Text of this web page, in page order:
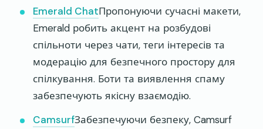
Emerald ChatПропонуючи сучасні макети,
Emerald робить акцент на розбудові
спільноти через чати, теги інтересів та
модерацію для безпечного простору для
спілкування. Боти та виявлення спаму
забезпечують якісну взаємодію.
CamsurfЗабезпечуючи безпеку, Camsurf